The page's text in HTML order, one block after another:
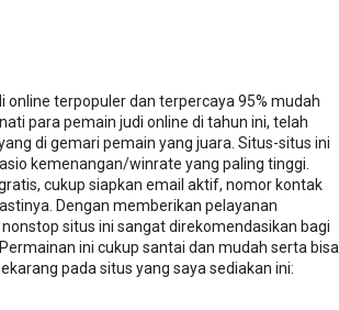
terpopuler dan terpercaya 95% mudah
para pemain judi online di tahun ini, telah
di gemari pemain yang juara. Situs-situs ini
kemenangan/winrate yang paling tinggi.
cukup siapkan email aktif, nomor kontak
Dengan memberikan pelayanan
situs ini sangat direkomendasikan bagi
ini cukup santai dan mudah serta bisa
pada situs yang saya sediakan ini: